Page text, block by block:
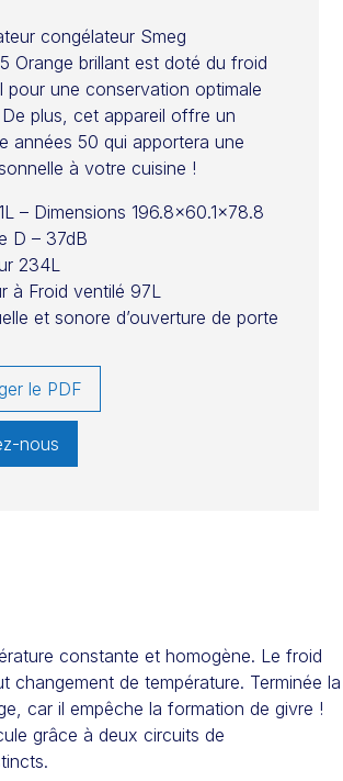
congélateur Smeg
Orange brillant est doté du froid
pour une conservation optimale
plus, cet appareil offre un
années 50 qui apportera une
à votre cuisine !
– Dimensions 196.8×60.1×78.8
D – 37dB
234L
à Froid ventilé 97L
et sonore d’ouverture de porte
le PDF
nous
constante et homogène. Le froid
changement de température. Terminée la
car il empêche la formation de givre !
grâce à deux circuits de